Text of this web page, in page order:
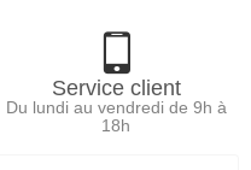
Service client
Du lundi au vendredi de 9h à
18h